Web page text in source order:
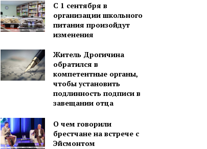
С 1 сентября в
организации школьного
питания произойдут
изменения
Житель Дрогичина
обратился в
компетентные органы,
чтобы установить
подлинность подписи в
завещании отца
О чем говорили
брестчане на встрече с
Эйсмонтом